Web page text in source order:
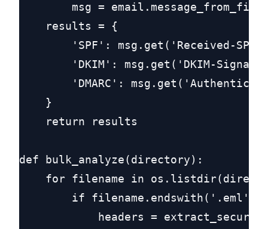
msg =
    results = {
'SPF': msg.get('Received-
'DKIM': msg.get('DKIM-
'DMARC':
    }
    return results
def bulk_analyze(directory):
for filename in
        if filename.endswith('.eml'):
headers =